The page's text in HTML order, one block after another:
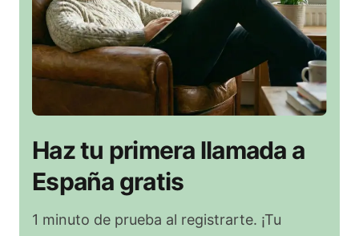
Haz tu primera llamada a
España gratis
1 minuto de prueba al registrarte. ¡Tu